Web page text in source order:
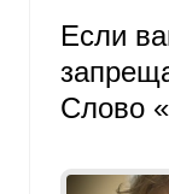
Если
Слово